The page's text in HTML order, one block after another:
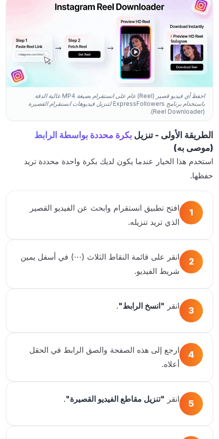
احفظ أي فيديو قصير (Reel) عام على انستقرام بصيغة MP4 عالية الدقة
باستخدام برنامج ExpressFollowers لتنزيل فيديوهات انستقرام القصيرة
(Reel Downloader).
الطريقة الأولى - تنزيل بكرة محددة بواسطة الرابط
(موصى به)
استخدم هذا الخيار عندما يكون لديك بكرة واحدة محددة تريد
حفظها.
1
افتح تطبيق انستقرام وابحث عن الفيديو القصير
الذي تريد تنزيله.
2
انقر على قائمة النقاط الثلاث (⋯) في أسفل يمين
شريط الفيديو.
3 انقر "انسخ الرابط".
4
ارجع إلى هذه الصفحة والصق الرابط في الحقل
أعلاه.
5 انقر "تنزيل مقاطع الفيديو القصيرة".